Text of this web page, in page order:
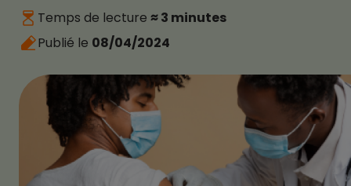
Temps de lecture ≈ 3 minutes
Publié le 08/04/2024